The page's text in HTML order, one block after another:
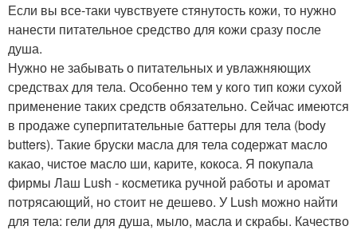
Если вы все-таки чувствуете стянутость кожи, то нужно
нанести питательное средство для кожи сразу после
душа.
Нужно не забывать о питательных и увлажняющих
средствах для тела. Особенно тем у кого тип кожи сухой
применение таких средств обязательно. Сейчас имеются
в продаже суперпитательные баттеры для тела (body
butters). Такие бруски масла для тела содержат масло
какао, чистое масло ши, карите, кокоса. Я покупала
фирмы Лаш Lush - косметика ручной работы и аромат
потрясающий, но стоит не дешево. У Lush можно найти
для тела: гели для душа, мыло, масла и скрабы. Качество